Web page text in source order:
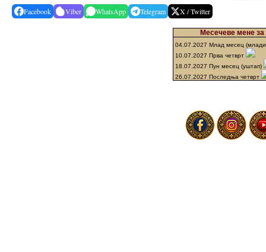
Facebook Viber WhatsApp Telegram X / Twitter
Месечеве мене за
04.07.2027 Млад месец
10.07.2027 Прва четврт
18.07.2027 Пун месец (уштап)
26.07.2027 Последња четврт